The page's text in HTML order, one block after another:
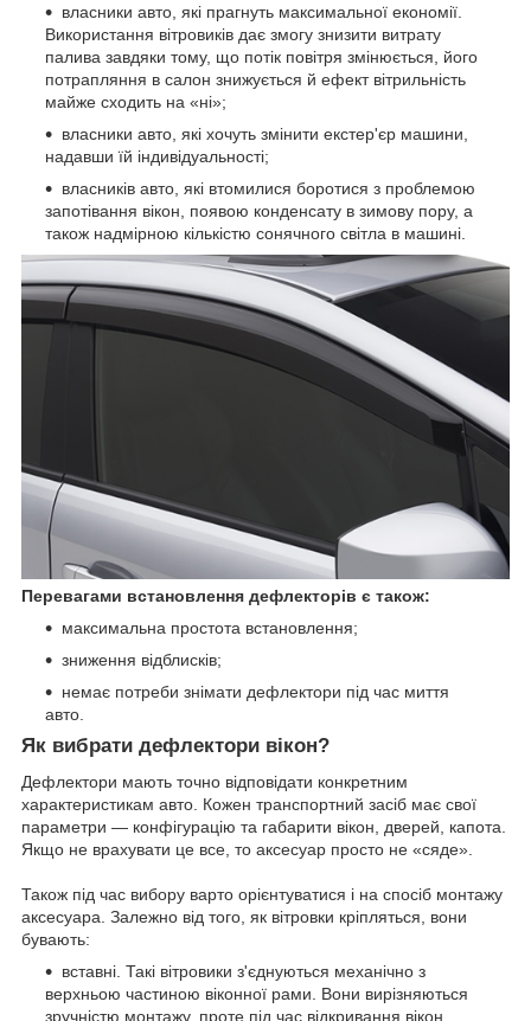
власники авто, які прагнуть максимальної економії.
Використання вітровиків дає змогу знизити витрату
палива завдяки тому, що потік повітря змінюється, його
потрапляння в салон знижується й ефект вітрильність
майже сходить на «ні»;
власники авто, які хочуть змінити екстер'єр машини,
надавши їй індивідуальності;
власників авто, які втомилися боротися з проблемою
запотівання вікон, появою конденсату в зимову пору, а
також надмірною кількістю сонячного світла в машині.
Перевагами встановлення дефлекторів є також:
максимальна простота встановлення;
зниження відблисків;
немає потреби знімати дефлектори під час миття
авто.
Як вибрати дефлектори вікон?
Дефлектори мають точно відповідати конкретним
характеристикам авто. Кожен транспортний засіб має свої
параметри — конфігурацію та габарити вікон, дверей, капота.
Якщо не врахувати це все, то аксесуар просто не «сяде».
Також під час вибору варто орієнтуватися і на спосіб монтажу
аксесуара. Залежно від того, як вітровки кріпляться, вони
бувають:
вставні. Такі вітровики з'єднуються механічно з
верхньою частиною віконної рами. Вони вирізняються
зручністю монтажу, проте під час відкривання вікон